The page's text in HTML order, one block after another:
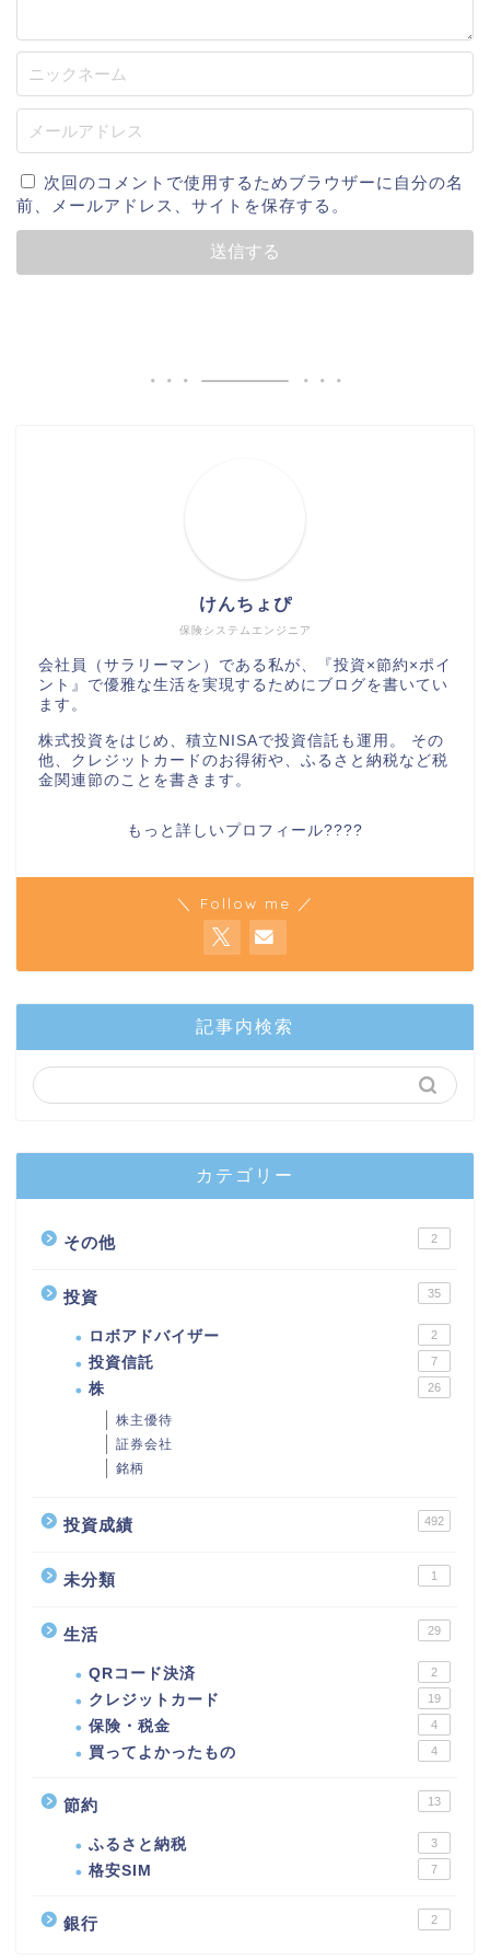
次回のコメントで使用するためブラウザーに自分の名
前、メールアドレス、サイトを保存する。
保険システムエンジニア
けんちょぴ
会社員（サラリーマン）である私が、『投資×節約×ポイ
ント』で優雅な生活を実現するためにブログを書いてい
ます。
株式投資をはじめ、積立NISAで投資信託も運用。 その
他、クレジットカードのお得術や、ふるさと納税など税
金関連節のことを書きます。
もっと詳しいプロフィール????
＼ Follow me ／
記事内検索
カテゴリー
その他 2
投資 35
ロボアドバイザー 2
投資信託 7
株 26
株主優待
証券会社
銘柄
投資成績 492
未分類 1
生活 29
QRコード決済 2
クレジットカード 19
保険・税金 4
買ってよかったもの 4
節約 13
ふるさと納税 3
格安SIM 7
銀行 2